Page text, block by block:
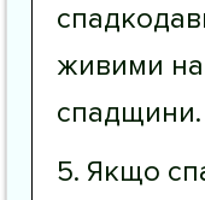
живими на
спадщини.
5. Якщо